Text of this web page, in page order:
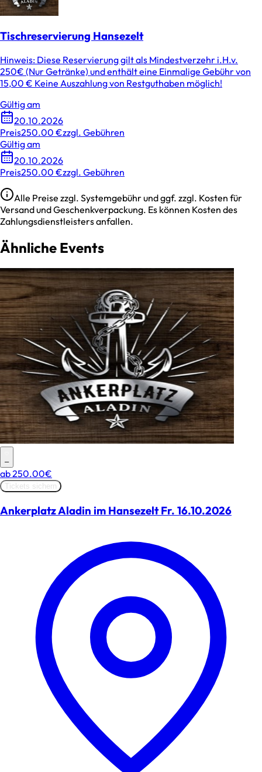
Tischreservierung Hansezelt
Hinweis: Diese Reservierung gilt als Mindestverzehr i.H.v.
250€ (Nur Getränke) und enthält eine Einmalige Gebühr von
15,00 € Keine Auszahlung von Restguthaben möglich!
Gültig am
20.10.2026
Preis250.00 €zzgl. Gebühren
Gültig am
20.10.2026
Preis250.00 €zzgl. Gebühren
Alle Preise zzgl. Systemgebühr und ggf. zzgl. Kosten für
Versand und Geschenkverpackung. Es können Kosten des
Zahlungsdienstleisters anfallen.
Ähnliche Events
–
ab250.00€
Tickets sichern
Ankerplatz Aladin im Hansezelt Fr. 16.10.2026